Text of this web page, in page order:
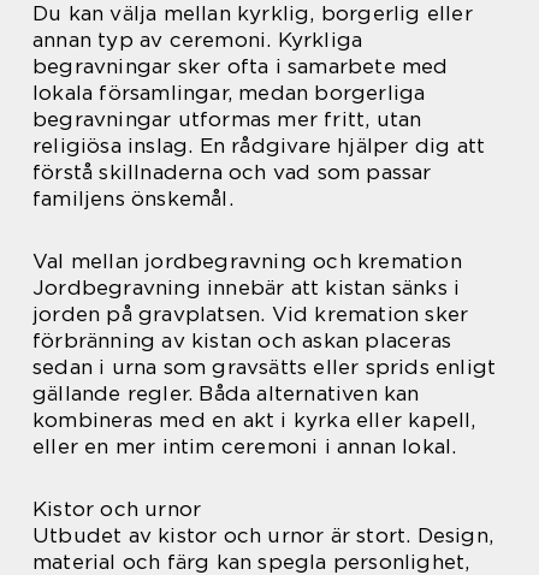
Du kan välja mellan kyrklig, borgerlig eller
annan typ av ceremoni. Kyrkliga
begravningar sker ofta i samarbete med
lokala församlingar, medan borgerliga
begravningar utformas mer fritt, utan
religiösa inslag. En rådgivare hjälper dig att
förstå skillnaderna och vad som passar
familjens önskemål.
Val mellan jordbegravning och kremation
Jordbegravning innebär att kistan sänks i
jorden på gravplatsen. Vid kremation sker
förbränning av kistan och askan placeras
sedan i urna som gravsätts eller sprids enligt
gällande regler. Båda alternativen kan
kombineras med en akt i kyrka eller kapell,
eller en mer intim ceremoni i annan lokal.
Kistor och urnor
Utbudet av kistor och urnor är stort. Design,
material och färg kan spegla personlighet,